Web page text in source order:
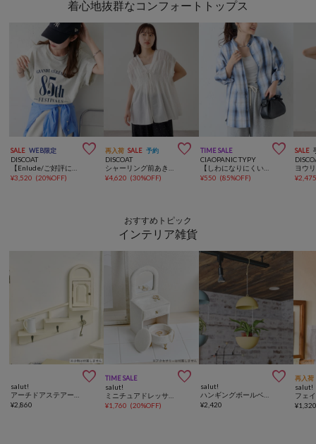
着心地抜群なコンフォートトップス
SALE WEB限定 
DISCOAT
¥3,520 (20%OFF)
再入荷 SALE 予約 
DISCOAT
¥4,620 (30%OFF)
TIME SALE 
CIAOPANIC TYPY
¥550 (85%OFF)
SALE
¥
おすすめトピック
インテリア雑貨

salut!
¥2,860
TIME SALE 
salut!
¥1,760 (20%OFF)

salut!
ハンギングボールベース／starburst
¥2,420
再入荷
salut!
¥